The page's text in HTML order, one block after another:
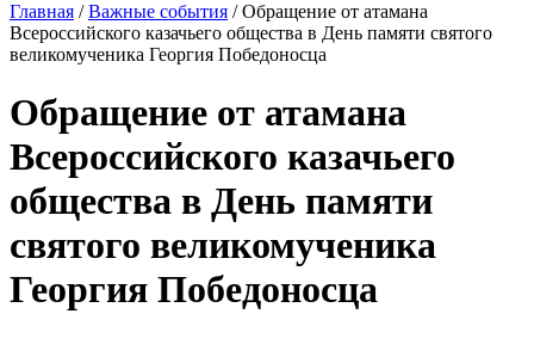
Главная / Важные события / Обращение от атамана
Всероссийского казачьего общества в День памяти святого
великомученика Георгия Победоносца
Обращение от атамана
Всероссийского казачьего
общества в День памяти
святого великомученика
Георгия Победоносца